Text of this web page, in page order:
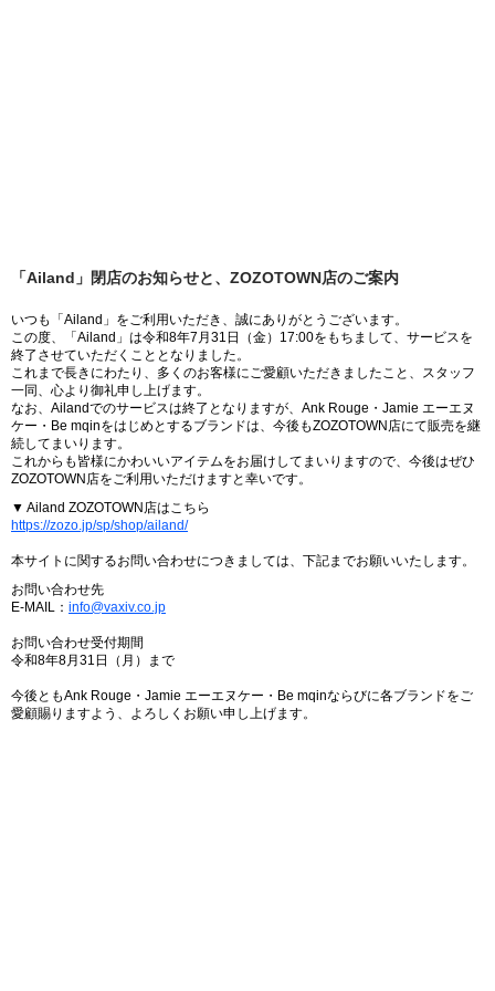
「Ailand」閉店のお知らせと、ZOZOTOWN店のご案内
いつも「Ailand」をご利用いただき、誠にありがとうございます。
この度、「Ailand」は令和8年7月31日（金）17:00をもちまして、サービスを
終了させていただくこととなりました。
これまで長きにわたり、多くのお客様にご愛顧いただきましたこと、スタッフ
一同、心より御礼申し上げます。
なお、Ailandでのサービスは終了となりますが、Ank Rouge・Jamie エーエヌ
ケー・Be mqinをはじめとするブランドは、今後もZOZOTOWN店にて販売を継
続してまいります。
これからも皆様にかわいいアイテムをお届けしてまいりますので、今後はぜひ
ZOZOTOWN店をご利用いただけますと幸いです。
▼ Ailand ZOZOTOWN店はこちら
https://zozo.jp/sp/shop/ailand/
本サイトに関するお問い合わせにつきましては、下記までお願いいたします。
お問い合わせ先
E-MAIL： info@vaxiv.co.jp
お問い合わせ受付期間
令和8年8月31日（月）まで
今後ともAnk Rouge・Jamie エーエヌケー・Be mqinならびに各ブランドをご
愛顧賜りますよう、よろしくお願い申し上げます。